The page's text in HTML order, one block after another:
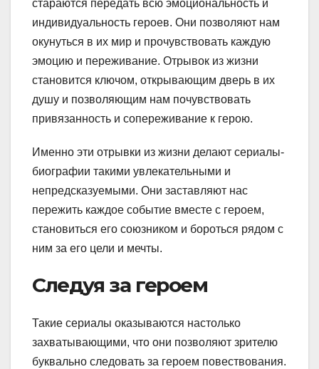
стараются передать всю эмоциональность и
индивидуальность героев. Они позволяют нам
окунуться в их мир и прочувствовать каждую
эмоцию и переживание. Отрывок из жизни
становится ключом, открывающим дверь в их
душу и позволяющим нам почувствовать
привязанность и сопереживание к герою.
Именно эти отрывки из жизни делают сериалы-
биографии такими увлекательными и
непредсказуемыми. Они заставляют нас
пережить каждое событие вместе с героем,
становиться его союзником и бороться рядом с
ним за его цели и мечты.
Следуя за героем
Такие сериалы оказываются настолько
захватывающими, что они позволяют зрителю
буквально следовать за героем повествования.